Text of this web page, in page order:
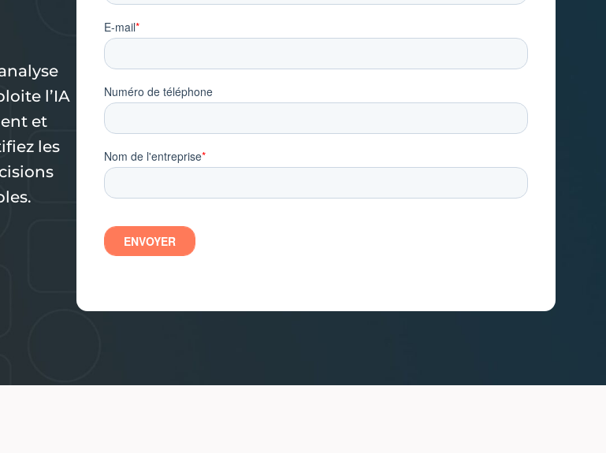
l’IA
et
les